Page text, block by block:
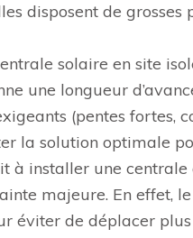
disposent de grosses
solaire en site
une longueur
(pentes fortes,
la solution optimale
à installer une centrale
majeure. En effet,
éviter de déplacer